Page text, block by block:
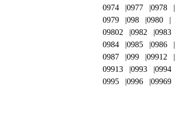
0974
0977
0978
0979
098
0980
09802
0982
0983
0984
0985
0986
0987
099
09912
09913
0993
0994
0995
0996 09969